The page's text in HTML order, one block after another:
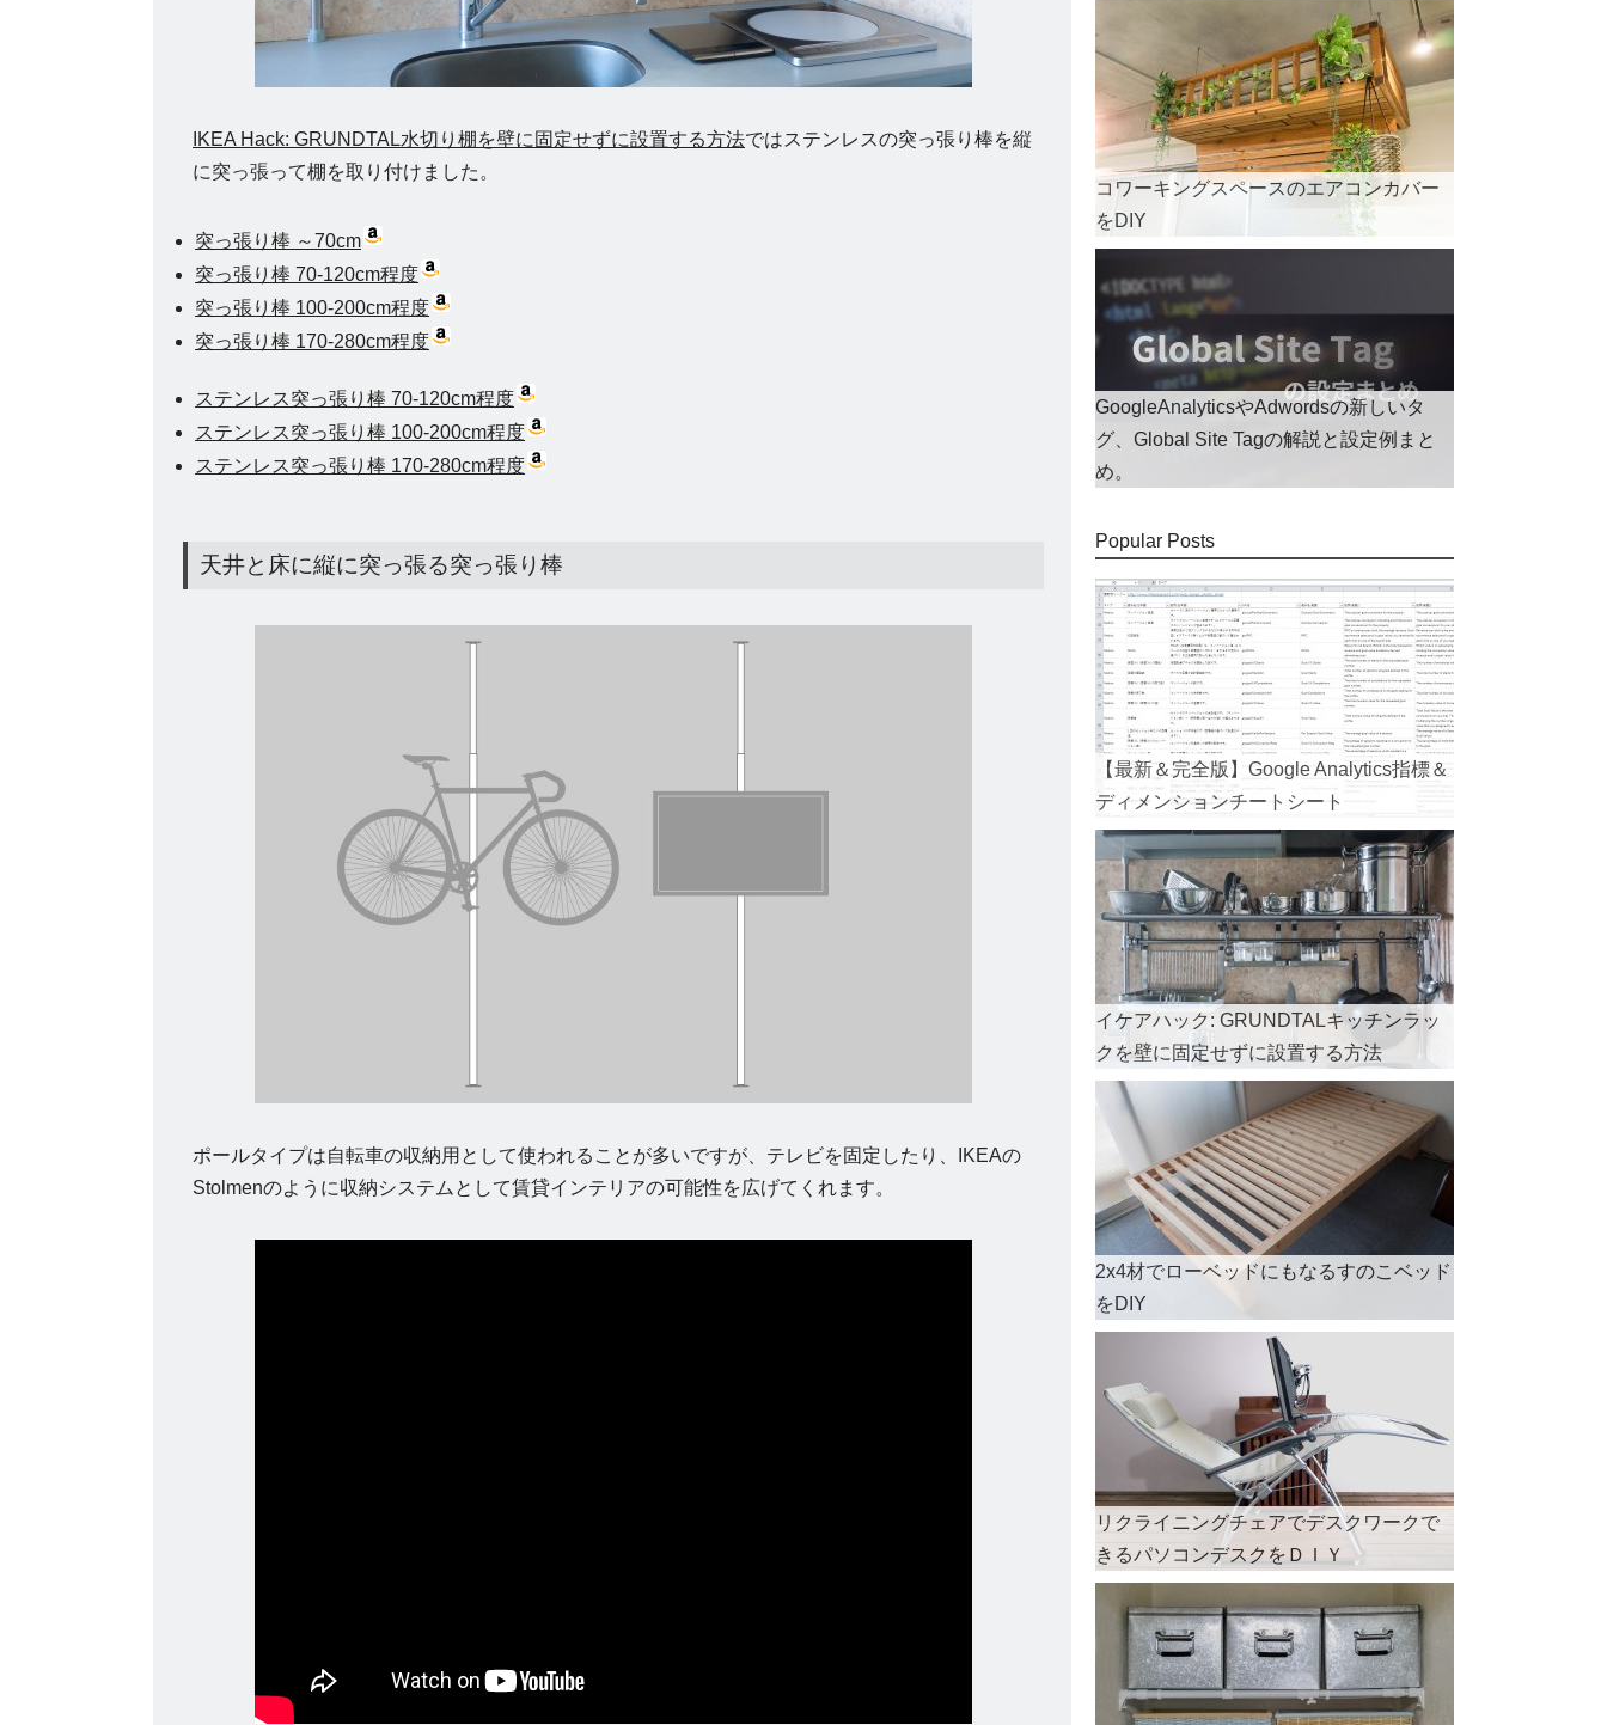
IKEA Hack: GRUNDTAL水切り棚を壁に固定せずに設置する方法ではステンレスの突っ張り棒を縦
に突っ張って棚を取り付けました。
突っ張り棒 ～70cm
突っ張り棒 70-120cm程度
突っ張り棒 100-200cm程度
突っ張り棒 170-280cm程度
ステンレス突っ張り棒 70-120cm程度
ステンレス突っ張り棒 100-200cm程度
ステンレス突っ張り棒 170-280cm程度
天井と床に縦に突っ張る突っ張り棒
ポールタイプは自転車の収納用として使われることが多いですが、テレビを固定したり、IKEAの
Stolmenのように収納システムとして賃貸インテリアの可能性を広げてくれます。
コワーキングスペースのエアコンカバー
をDIY
GoogleAnalyticsやAdwordsの新しいタ
グ、Global Site Tagの解説と設定例まと
め。
Popular Posts
【最新＆完全版】Google Analytics指標＆
ディメンションチートシート
イケアハック: GRUNDTALキッチンラッ
クを壁に固定せずに設置する方法
2x4材でローベッドにもなるすのこベッド
をDIY
リクライニングチェアでデスクワークで
きるパソコンデスクをＤＩＹ